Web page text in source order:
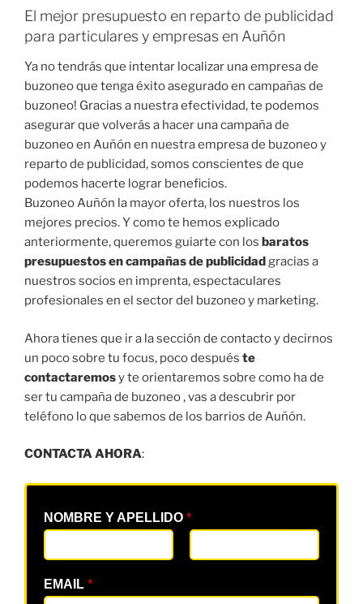
El mejor presupuesto en reparto de publicidad
para particulares y empresas en Auñón
Ya no tendrás que intentar localizar una empresa de
buzoneo que tenga éxito asegurado en campañas de
buzoneo! Gracias a nuestra efectividad, te podemos
asegurar que volverás a hacer una campaña de
buzoneo en Auñón en nuestra empresa de buzoneo y
reparto de publicidad, somos conscientes de que
podemos hacerte lograr beneficios.
Buzoneo Auñón la mayor oferta, los nuestros los
mejores precios. Y como te hemos explicado
anteriormente, queremos guiarte con los baratos
presupuestos en campañas de publicidad gracias a
nuestros socios en imprenta, espectaculares
profesionales en el sector del buzoneo y marketing.
Ahora tienes que ir a la sección de contacto y decirnos
un poco sobre tu focus, poco después te
contactaremosy te orientaremos sobre como ha de
ser tu campaña de buzoneo , vas a descubrir por
teléfono lo que sabemos de los barrios de Auñón.
CONTACTA AHORA:
NOMBRE Y APELLIDO *
EMAIL *